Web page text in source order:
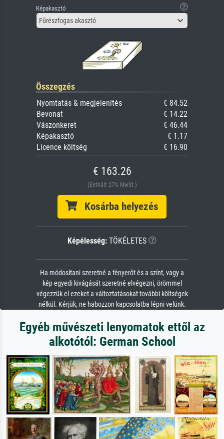
Képakasztó
Fűrészfogas akasztó
Összegzés
Nyomtatás & megjelenítés
€ 84.52
Bevonat
€ 14.22
Vászonkeret
€ 46.44
Képakasztó
€ 1.17
Licence költség
€ 16.90
€ 163.26
(Enthält 27% MwSt.)
Kosárba helyezés
Képélesség: TÖKÉLETES
Ha módosítani szeretné a fényerőt és a színt, vagy a
kép egyedi kivágását szeretné elvégezni, örömmel
végezzük el ezeket a változtatásokat további költségek
nélkül. Kérjük, ne habozzon kapcsolatba lépni velünk.
Egyéb művészeti lenyomatok ettől az
alkotótól: German School